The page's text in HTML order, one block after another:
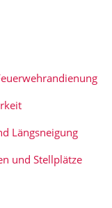
Längsneigung
und Stellplätze